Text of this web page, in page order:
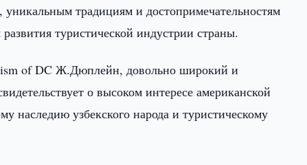
традициям и достопримечательностям
туристической индустрии страны.
of DC Ж.Дюплейн, довольно широкий и
о высоком интересе американской
наследию узбекского народа и туристическому